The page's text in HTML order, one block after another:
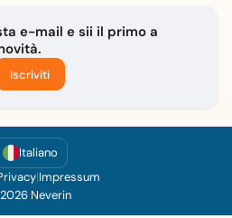
e-mail e sii il primo a
Iscriviti
Italiano
|Impressum
Neverin